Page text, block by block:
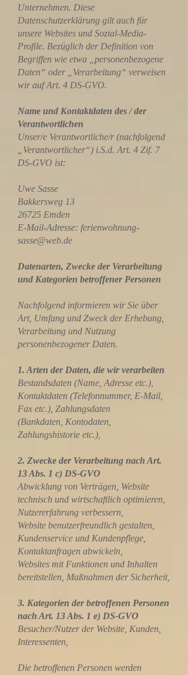
Unternehmen. Diese
Datenschutzerklärung gilt auch für
unsere Websites und Sozial-Media-
Profile. Bezüglich der Definition von
Begriffen wie etwa „personenbezogene
Daten“ oder „Verarbeitung“ verweisen
wir auf Art. 4 DS-GVO.
Name und Kontaktdaten des / der
Verantwortlichen
Unser/e Verantwortliche/r (nachfolgend
„Verantwortlicher“) i.S.d. Art. 4 Zif. 7
DS-GVO ist:
Uwe Sasse
Bakkersweg 13
26725 Emden
E-Mail-Adresse: ferienwohnung-
sasse@web.de
Datenarten, Zwecke der Verarbeitung
und Kategorien betroffener Personen
Nachfolgend informieren wir Sie über
Art, Umfang und Zweck der Erhebung,
Verarbeitung und Nutzung
personenbezogener Daten.
1. Arten der Daten, die wir verarbeiten
Bestandsdaten (Name, Adresse etc.),
Kontaktdaten (Telefonnummer, E-Mail,
Fax etc.), Zahlungsdaten
(Bankdaten, Kontodaten,
Zahlungshistorie etc.),
2. Zwecke der Verarbeitung nach Art.
13 Abs. 1 c) DS-GVO
Abwicklung von Verträgen, Website
technisch und wirtschaftlich optimieren,
Nutzererfahrung verbessern,
Website benutzerfreundlich gestalten,
Kundenservice und Kundenpflege,
Kontaktanfragen abwickeln,
Websites mit Funktionen und Inhalten
bereitstellen, Maßnahmen der Sicherheit,
3. Kategorien der betroffenen Personen
nach Art. 13 Abs. 1 e) DS-GVO
Besucher/Nutzer der Website, Kunden,
Interessenten,
Die betroffenen Personen werden